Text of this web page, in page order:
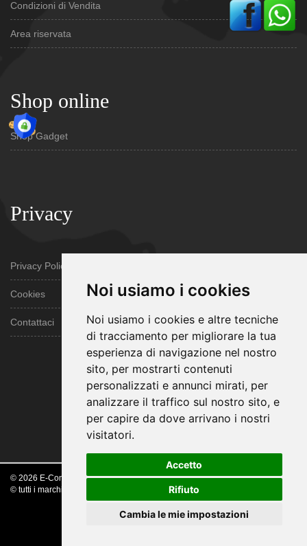
Noi usiamo i cookies
Noi usiamo i cookies e altre tecniche
di tracciamento per migliorare la tua
esperienza di navigazione nel nostro
sito, per mostrarti contenuti
personalizzati e annunci mirati, per
analizzare il traffico sul nostro sito, e
per capire da dove arrivano i nostri
visitatori.
Accetto
Rifiuto
Cambia le mie impostazioni
Condizioni di Vendita
Area riservata
Shop online
Shop Gadget
Privacy
Privacy Policy
Cookies
Contattaci
© 2026 E-Commerce. All Rights Reserved.www.webhousesas.net
© tutti i marchi presenti nel sito sono da considerarsi dei legittimi proprietari.